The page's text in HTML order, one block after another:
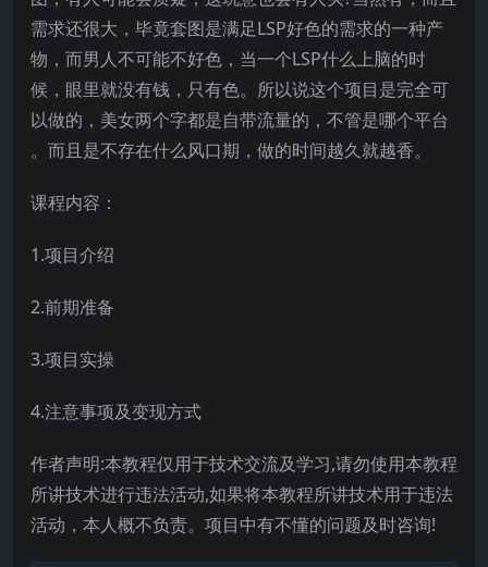
需求还很大，毕竟套图是满足LSP好色的需求的一种产
物，而男人不可能不好色，当一个LSP什么上脑的时
候，眼里就没有钱，只有色。所以说这个项目是完全可
以做的，美女两个字都是自带流量的，不管是哪个平台
。而且是不存在什么风口期，做的时间越久就越香。
课程内容：
1.项目介绍
2.前期准备
3.项目实操
4.注意事项及变现方式
作者声明:本教程仅用于技术交流及学习,请勿使用本教程
所讲技术进行违法活动,如果将本教程所讲技术用于违法
活动，本人概不负责。项目中有不懂的问题及时咨询!